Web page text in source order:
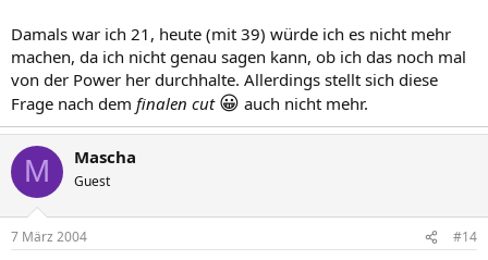
Damals war ich 21, heute (mit 39) würde ich es nicht mehr
machen, da ich nicht genau sagen kann, ob ich das noch mal
von der Power her durchhalte. Allerdings stellt sich diese
Frage nach dem finalen cut 😀 auch nicht mehr.
M Mascha
Guest
7 März 2004 #14